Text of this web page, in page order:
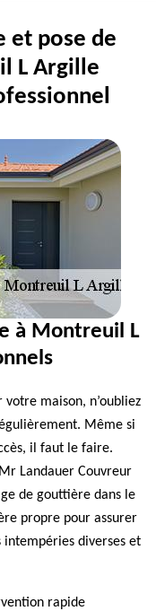
et pose de
L Argille
à Montreuil L
votre maison, n’oubliez
Même si
il faut le faire.
Landauer Couvreur
de gouttière dans le
propre pour assurer
diverses et
rapide